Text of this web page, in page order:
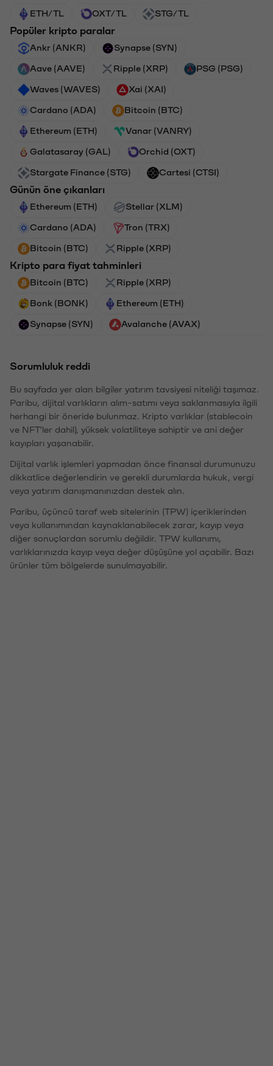
ETH/TL OXT/TL STG/TL
Popüler kripto paralar
Ankr (ANKR) Synapse (SYN)
Aave (AAVE) Ripple (XRP) PSG (PSG)
Waves (WAVES) Xai (XAI)
Cardano (ADA) Bitcoin (BTC)
Ethereum (ETH) Vanar (VANRY)
Galatasaray (GAL) Orchid (OXT)
Stargate Finance (STG) Cartesi (CTSI)
Günün öne çıkanları
Ethereum (ETH) Stellar (XLM)
Cardano (ADA) Tron (TRX)
Bitcoin (BTC) Ripple (XRP)
Kripto para fiyat tahminleri
Bitcoin (BTC) Ripple (XRP)
Bonk (BONK) Ethereum (ETH)
Synapse (SYN) Avalanche (AVAX)
Sorumluluk reddi
Bu sayfada yer alan bilgiler yatırım tavsiyesi niteliği taşımaz.
Paribu, dijital varlıkların alım-satımı veya saklanmasıyla ilgili
herhangi bir öneride bulunmaz. Kripto varlıklar (stablecoin
ve NFT'ler dahil), yüksek volatiliteye sahiptir ve ani değer
kayıpları yaşanabilir.
Dijital varlık işlemleri yapmadan önce finansal durumunuzu
dikkatlice değerlendirin ve gerekli durumlarda hukuk, vergi
veya yatırım danışmanınızdan destek alın.
Paribu, üçüncü taraf web sitelerinin (TPW) içeriklerinden
veya kullanımından kaynaklanabilecek zarar, kayıp veya
diğer sonuçlardan sorumlu değildir. TPW kullanımı,
varlıklarınızda kayıp veya değer düşüşüne yol açabilir. Bazı
ürünler tüm bölgelerde sunulmayabilir.